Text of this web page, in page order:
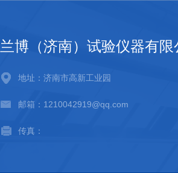
兰博（济南）试验仪器有限
地址：济南市高新工业园
邮箱：1210042919@qq.com
传真：